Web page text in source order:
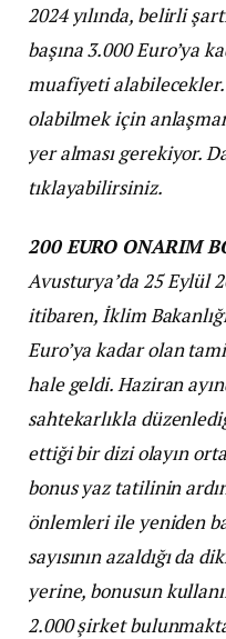
2024 yılında, belirli
başına 3.000 Euro’ya
muafiyeti
olabilmek için
yer alması gerekiyor.
tıklayabilirsiniz.
200 EURO ONARIM
Avusturya’da 25 Eylül
itibaren, İklim
Euro’ya kadar olan
hale geldi. Haziran
sahtekarlıkla
ettiği bir dizi olayın
bonus yaz tatilinin
önlemleri ile yeniden
sayısının azaldığı da
yerine, bonusun
2.000 şirket